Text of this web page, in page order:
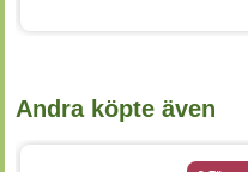
Andra köpte även